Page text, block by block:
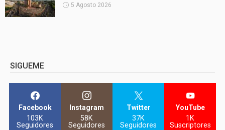
5 Agosto 2026
SIGUEME
Facebook
103K
Seguidores
Instagram
58K
Seguidores
Twitter
37K
Seguidores
YouTube
1K
Suscriptores